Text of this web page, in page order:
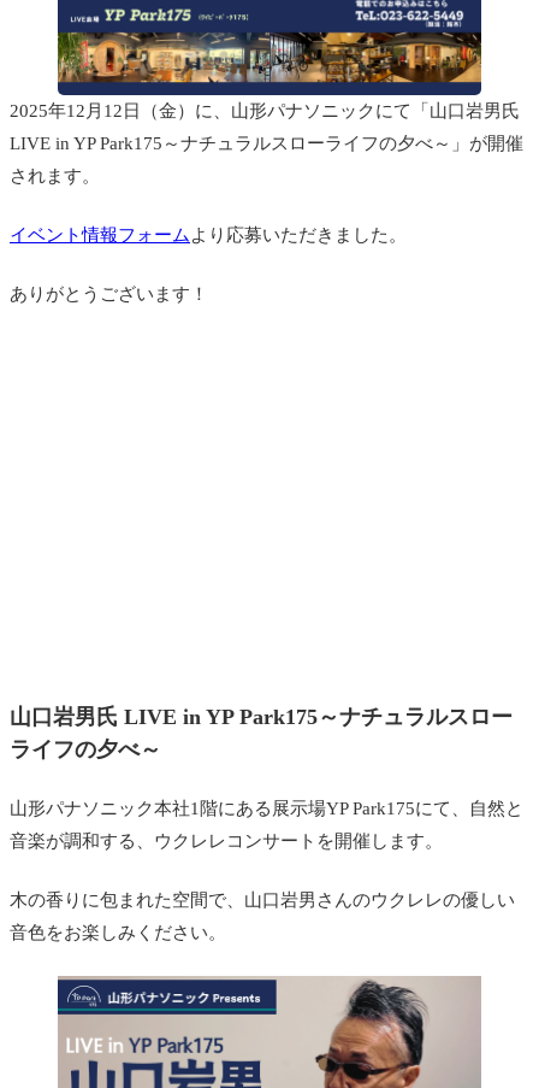
2025年12月12日（金）に、山形パナソニックにて「山口岩男氏
LIVE in YP Park175～ナチュラルスローライフの夕べ～」が開催
されます。
イベント情報フォームより応募いただきました。
ありがとうございます！
山口岩男氏 LIVE in YP Park175～ナチュラルスロー
ライフの夕べ～
山形パナソニック本社1階にある展示場YP Park175にて、自然と
音楽が調和する、ウクレレコンサートを開催します。
木の香りに包まれた空間で、山口岩男さんのウクレレの優しい
音色をお楽しみください。